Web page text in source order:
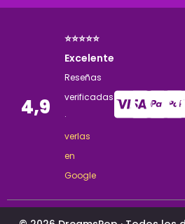
4,9
⭐⭐⭐⭐⭐
Excelente
Reseñas
verificadas
·
verlas
en
Google